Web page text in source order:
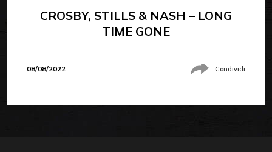
CROSBY, STILLS & NASH – LONG
TIME GONE
08/08/2022 Condividi